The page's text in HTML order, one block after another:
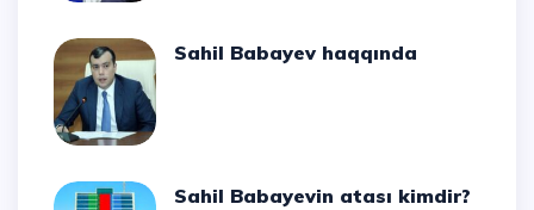
Sahil Babayev haqqında
Sahil Babayevin atası kimdir?